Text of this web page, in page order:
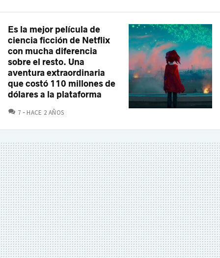
Es la mejor película de
ciencia ficción de Netflix
con mucha diferencia
sobre el resto. Una
aventura extraordinaria
que costó 110 millones de
dólares a la plataforma
7 COMENTARIOS
HACE 2 AÑOS